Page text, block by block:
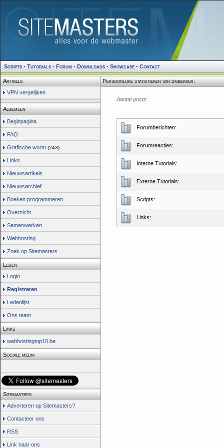
Scripts - Tutorials - Forum - Downloads - Showcase - Contact
Artikels
VPN vergelijken
Algemeen
Beginpagina
FAQ
Grafische worm (243)
Links
Nieuwsartikels
Nieuwsarchief
Boeken programmeren
Overzicht
Samenwerken
Webhosting
Zoek op Sitemasters
Leden
Login
Registreren
Ledenlijst
Ons team
Links
webhostingtop10.be
Sociale media
Sitemasters
Adverteren op Sitemasters?
Contacteer ons
RSS
Link naar ons
Persoonlijke statistieken van dmbekker:
Aantal posts:
Forumberichten:
Forumreacties:
Interne Tutorials:
Externe Tutorials:
Scripts:
Links: